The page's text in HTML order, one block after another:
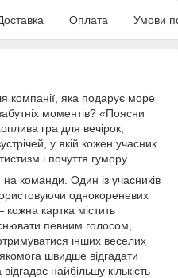
Оплата Умови
компанії, яка подарує море
моментів? «Поясни
гра для вечірок,
у якій кожен учасник
і почуття гумору.
на команди. Один із учасників
однокореневих
кожна картка містить
певним голосом,
інших веселих
швидше відгадати
найбільшу кількість